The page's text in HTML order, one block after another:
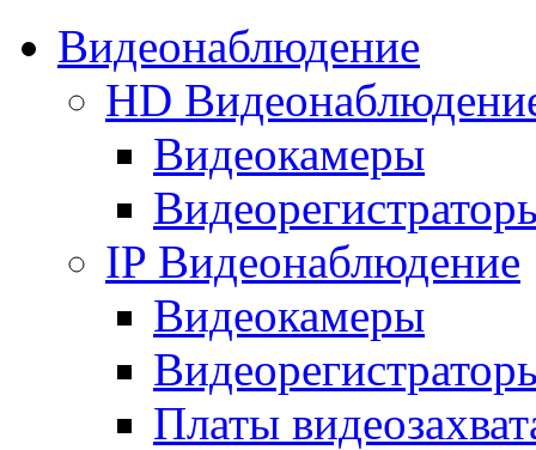
Видеонаблюдение
HD
Видеокамеры
IP Видеонаблюдение
Видеокамеры
Платы